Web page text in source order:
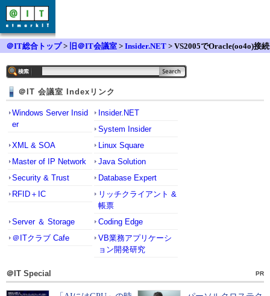
＠IT総合トップ> 旧＠IT会議室 > Insider.NET > VS2005でOracle(oo4o)接続
＠IT 会議室 Indexリンク
Windows Server Insid
er
Insider.NET
System Insider
XML & SOA
Linux Square
Master of IP Network
Java Solution
Security & Trust
Database Expert
RFID＋IC
リッチクライアント &
帳票
Server ＆ Storage
Coding Edge
＠ITクラブ Cafe
VB業務アプリケーシ
ョン開発研究
＠IT Special PR